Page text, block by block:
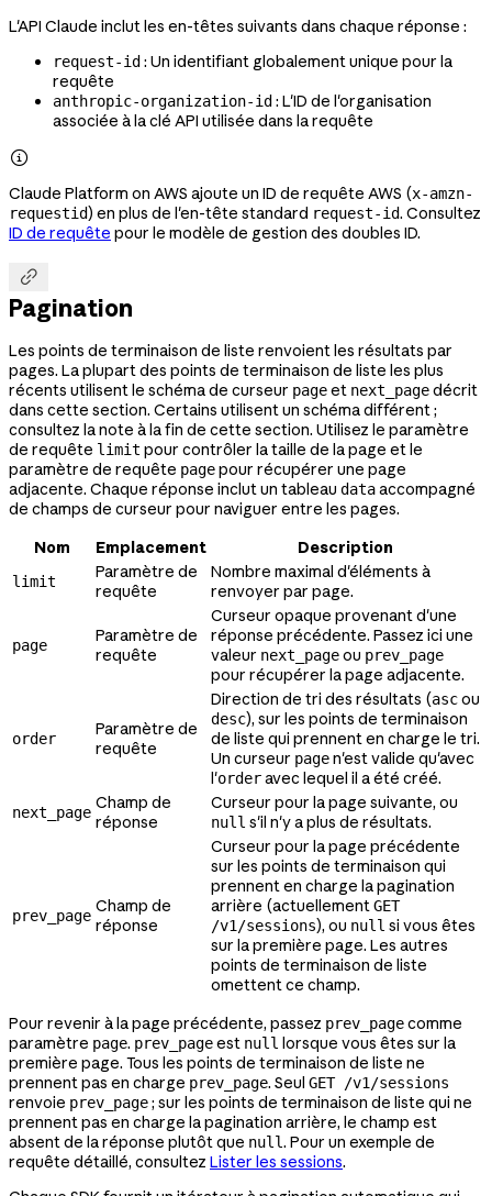
L'API Claude inclut les en-têtes suivants dans chaque réponse :
request-id : Un identifiant globalement unique pour la
requête
anthropic-organization-id : L'ID de l'organisation
associée à la clé API utilisée dans la requête

Claude Platform on AWS ajoute un ID de requête AWS (x-amzn-
requestid) en plus de l'en-tête standard request-id. Consultez
ID de requête pour le modèle de gestion des doubles ID.

Pagination
Les points de terminaison de liste renvoient les résultats par
pages. La plupart des points de terminaison de liste les plus
récents utilisent le schéma de curseur pageet next_pagedécrit
dans cette section. Certains utilisent un schéma différent ;
consultez la note à la fin de cette section. Utilisez le paramètre
de requête limit pour contrôler la taille de la page et le
paramètre de requête pagepour récupérer une page
adjacente. Chaque réponse inclut un tableau dataaccompagné
de champs de curseur pour naviguer entre les pages.
Nom
Emplacement Description
limit
Paramètre de
requête
Nombre maximal d'éléments à
renvoyer par page.
page
Paramètre de
requête
Curseur opaque provenant d'une
réponse précédente. Passez ici une
valeur next_pageou prev_page
pour récupérer la page adjacente.
order
Paramètre de
requête
Direction de tri des résultats (ascou
desc), sur les points de terminaison
de liste qui prennent en charge le tri.
Un curseur pagen'est valide qu'avec
l'orderavec lequel il a été créé.
next_page Champ de
réponse
Curseur pour la page suivante, ou
null s'il n'y a plus de résultats.
prev_page Champ de
réponse
Curseur pour la page précédente
sur les points de terminaison qui
prennent en charge la pagination
arrière (actuellementGET
/v1/sessions), ou null si vous êtes
sur la première page. Les autres
points de terminaison de liste
omettent ce champ.
Pour revenir à la page précédente, passez prev_pagecomme
paramètre page. prev_pageest null lorsque vous êtes sur la
première page. Tous les points de terminaison de liste ne
prennent pas en charge prev_page. Seul GET /v1/sessions
renvoie prev_page; sur les points de terminaison de liste qui ne
prennent pas en charge la pagination arrière, le champ est
absent de la réponse plutôt que null. Pour un exemple de
requête détaillé, consultez Lister les sessions.